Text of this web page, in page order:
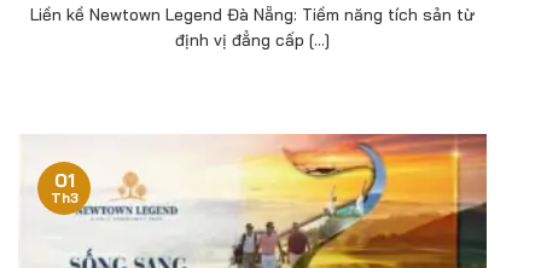
Liền kề Newtown Legend Đà Nẵng: Tiềm năng tích sản từ
định vị đẳng cấp [...]
01
Th3